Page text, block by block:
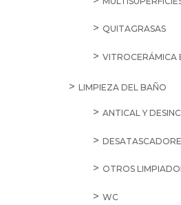
QUITAGRASAS
VITROCERÁMICA
LIMPIEZA DEL BAÑO
ANTICAL Y
OTROS
WC